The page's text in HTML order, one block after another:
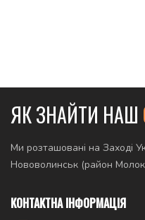
ЯК ЗНАЙТИ НАШ
Ми розташовані на Заході
Нововолинськ (район
КОНТАКТНА ІНФОРМАЦІЯ